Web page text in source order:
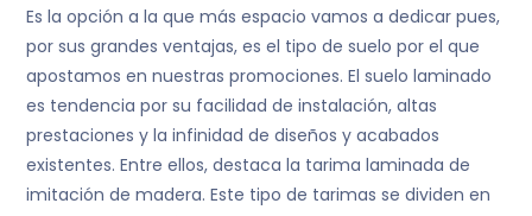
Es la opción a la que más espacio vamos a dedicar pues,
por sus grandes ventajas, es el tipo de suelo por el que
apostamos en nuestras promociones. El suelo laminado
es tendencia por su facilidad de instalación, altas
prestaciones y la infinidad de diseños y acabados
existentes. Entre ellos, destaca la tarima laminada de
imitación de madera. Este tipo de tarimas se dividen en